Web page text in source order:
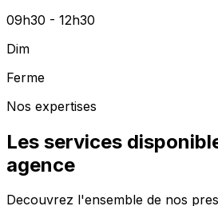
09h30 - 12h30
Dim
Ferme
Nos expertises
Les services
agence
Decouvrez l'ensemble de nos